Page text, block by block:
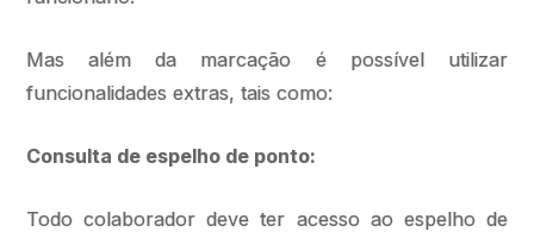
Mas além da marcação é possível utilizar
funcionalidades extras, tais como:
Consulta de espelho de ponto:
Todo colaborador deve ter acesso ao espelho de